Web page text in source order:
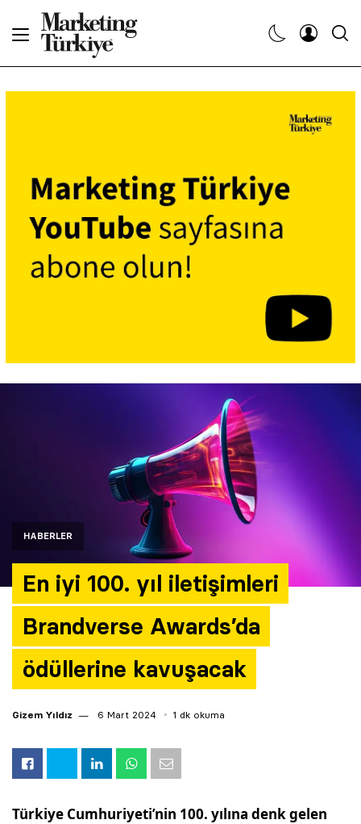
HABERLER
En iyi 100. yıl iletişimleri
Brandverse Awards’da
ödüllerine kavuşacak
Gizem Yıldız 6 Mart 2024 1 dk okuma
Türkiye Cumhuriyeti’nin 100. yılına denk gelen
Dergiler
Etkinlikler